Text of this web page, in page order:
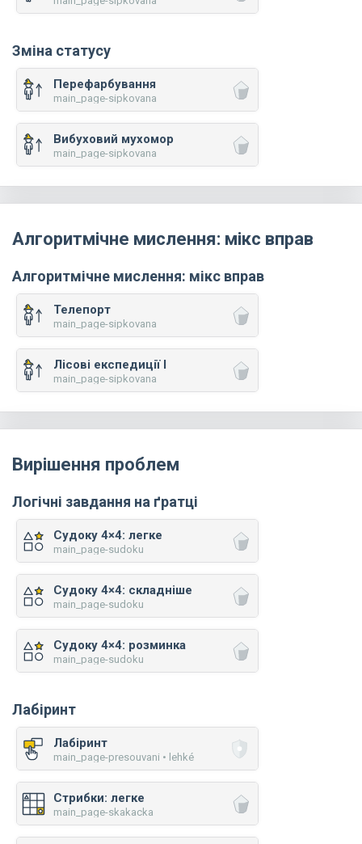
Зміна статусу
Перефарбування
main_page-sipkovana
Вибуховий мухомор
main_page-sipkovana
Алгоритмічне мислення: мікс вправ
Алгоритмічне мислення: мікс вправ
Телепорт
main_page-sipkovana
Лісові експедиції I
main_page-sipkovana
Вирішення проблем
Логічні завдання на ґратці
Судоку 4×4: легке
main_page-sudoku
Судоку 4×4: складніше
main_page-sudoku
Судоку 4×4: розминка
main_page-sudoku
Лабіринт
Лабіринт
main_page-presouvani • lehké
Стрибки: легке
main_page-skakacka